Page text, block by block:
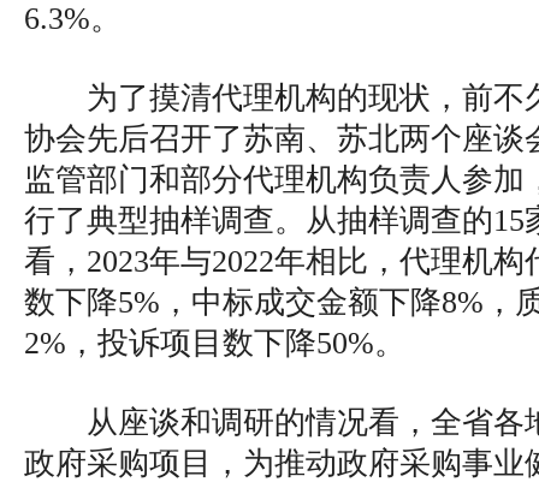
6.3%。
为了摸清代理机构的现状，前不
协会先后召开了苏南、苏北两个座谈
监管部门和部分代理机构负责人参加
行了典型抽样调查。从抽样调查的15
看，2023年与2022年相比，代理机
数下降5%，中标成交金额下降8%，
2%，投诉项目数下降50%。
从座谈和调研的情况看，全省各
政府采购项目，为推动政府采购事业